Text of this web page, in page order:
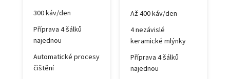
300 káv/den
Příprava 4 šálků
najednou
Automatické procesy
čištění
Až 400 káv/den
4 nezávislé
keramické mlýnky
Příprava 4 šálků
najednou